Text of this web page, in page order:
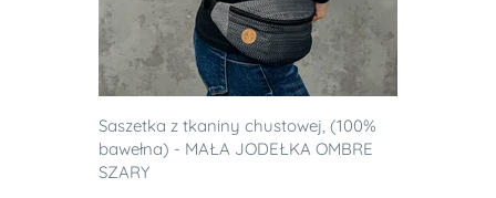
Saszetka z tkaniny chustowej, (100%
bawełna) - MAŁA JODEŁKA OMBRE
SZARY